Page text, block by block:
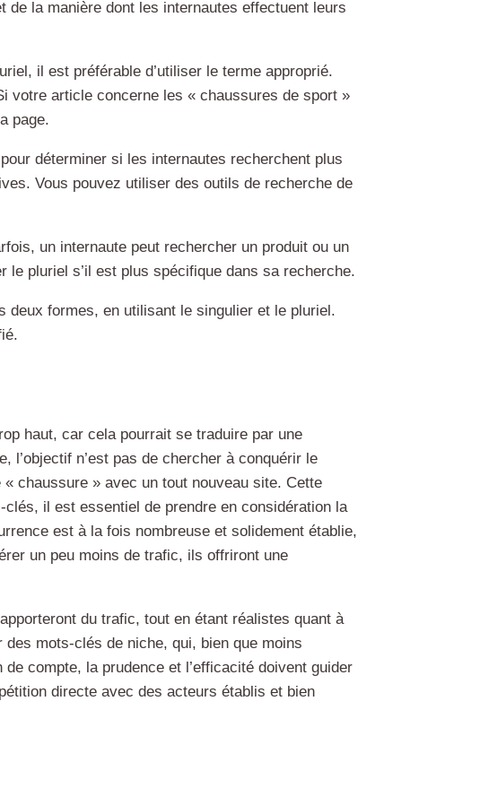
de la manière dont les internautes effectuent leurs
il est préférable d’utiliser le terme approprié.
votre article concerne les « chaussures de sport »
page.
déterminer si les internautes recherchent plus
Vous pouvez utiliser des outils de recherche de
un internaute peut rechercher un produit ou un
le pluriel s’il est plus spécifique dans sa recherche.
deux formes, en utilisant le singulier et le pluriel.
haut, car cela pourrait se traduire par une
l’objectif n’est pas de chercher à conquérir le
chaussure » avec un tout nouveau site. Cette
il est essentiel de prendre en considération la
est à la fois nombreuse et solidement établie,
un peu moins de trafic, ils offriront une
du trafic, tout en étant réalistes quant à
mots-clés de niche, qui, bien que moins
compte, la prudence et l’efficacité doivent guider
directe avec des acteurs établis et bien